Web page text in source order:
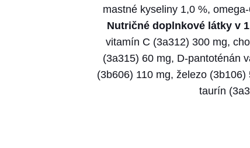
mastné kyseliny 1,0 %,
Nutričné doplnkové látky v
vitamín C (3a312) 300 mg,
(3a315) 60 mg, D-pantoténán
(3b606) 110 mg, železo
taurín